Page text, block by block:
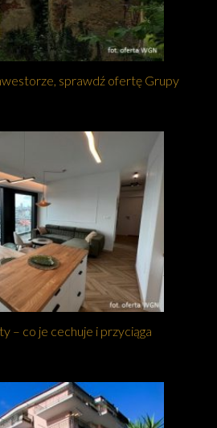
sprawdź ofertę Grupy
– co je cechuje i przyciąga